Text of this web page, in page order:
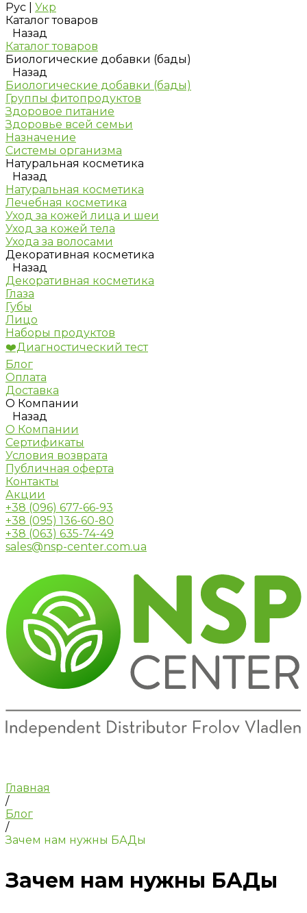
Рус
Укр
Каталог товаров
Назад
Каталог товаров
Биологические добавки (бады)
Назад
Биологические добавки (бады)
Группы фитопродуктов
Здоровое питание
Здоровье всей семьи
Назначение
Системы организма
Натуральная косметика
Назад
Натуральная косметика
Лечебная косметика
Уход за кожей лица и шеи
Уход за кожей тела
Ухода за волосами
Декоративная косметика
Назад
Декоративная косметика
Глаза
Губы
Лицо
Наборы продуктов
❤️Диагностический тест
Блог
Оплата
Доставка
О Компании
Назад
О Компании
Сертификаты
Условия возврата
Публичная оферта
Контакты
Акции
+38 (096) 677-66-93
+38 (095) 136-60-80
+38 (063) 635-74-49
sales@nsp-center.com.ua
Главная
/
Блог
/
Зачем нам нужны БАДы
Зачем нам нужны БАДы